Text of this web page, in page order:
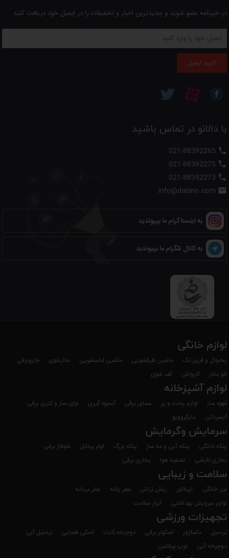
در خبرنامه عضو شوید و جدیدترین اخبار و تخفیفات را در ایمیل خود دریافت کنید
تایید ایمیل
با دالانو در تماس باشید




به اینستاگرام ما بپیوندید
به کانال تلگرام ما بپیوندید
لوازم خانگی
یخچال و فریزر تک ماشین ظرفشویی ماشین لباسشویی بخارشوی
جاروبرقی
اتو بخار
کارواش کف شوی
لوازم آشپزخانه
قهوه ساز لوازم پخت و پز سماور برقی آبمیوه گیری
چای ساز و کتری برقی
آبسردکن
مایکروویو
سرمایش وگرمایش
پنکه خانگی پنکه آبی و مه ساز پنکه بزرگ کولر پرتابل
شوفاژ برقی
بخاری تابشی
تصفیه هوا بخاری برقی
سلامت و زیبایی
لیزر خانگی اپیلاتور ریش تراش عطر زنانه
عطر مردانه
لوازم سرویش بهداشتی
ابزار سلامت
تجهیزات ورزشی
تردمیل ماساژور اسکوتر برقی دوچرخه ثابت اسکی فضایی
تردمیل آبی
دوچرخه آبی
توپ پیلاتس